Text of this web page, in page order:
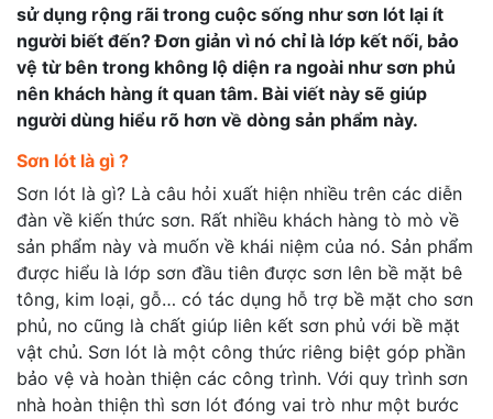
sử dụng rộng rãi trong cuộc sống như sơn lót lại ít
người biết đến? Đơn giản vì nó chỉ là lớp kết nối, bảo
vệ từ bên trong không lộ diện ra ngoài như sơn phủ
nên khách hàng ít quan tâm. Bài viết này sẽ giúp
người dùng hiểu rõ hơn về dòng sản phẩm này.
Sơn lót là gì ?
Sơn lót là gì? Là câu hỏi xuất hiện nhiều trên các diễn
đàn về kiến thức sơn. Rất nhiều khách hàng tò mò về
sản phẩm này và muốn về khái niệm của nó. Sản phẩm
được hiểu là lớp sơn đầu tiên được sơn lên bề mặt bê
tông, kim loại, gỗ… có tác dụng hỗ trợ bề mặt cho sơn
phủ, no cũng là chất giúp liên kết sơn phủ với bề mặt
vật chủ. Sơn lót là một công thức riêng biệt góp phần
bảo vệ và hoàn thiện các công trình. Với quy trình sơn
nhà hoàn thiện thì sơn lót đóng vai trò như một bước